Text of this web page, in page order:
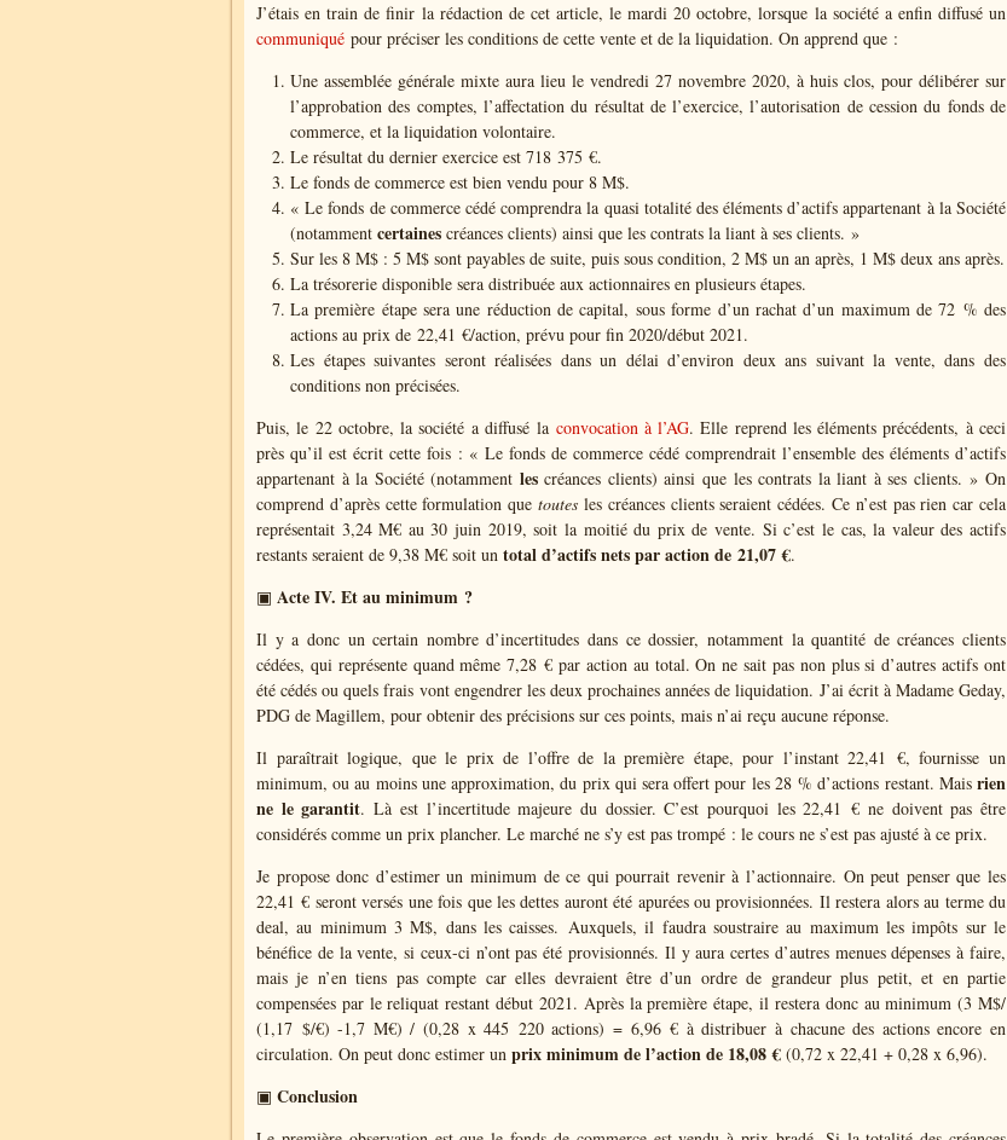
J’étais en train de finir la rédaction de cet article, le mardi 20 octobre, lorsque la société a enfin diffusé un
communiqué pour préciser les conditions de cette vente et de la liquidation. On apprend que :
Une assemblée générale mixte aura lieu le vendredi 27 novembre 2020, à huis clos, pour délibérer sur
l’approbation des comptes, l’affectation du résultat de l’exercice, l’autorisation de cession du fonds de
commerce, et la liquidation volontaire.
Le résultat du dernier exercice est 718 375 €.
Le fonds de commerce est bien vendu pour 8 M$.
« Le fonds de commerce cédé comprendra la quasi totalité des éléments d’actifs appartenant à la Société
(notamment certaines créances clients) ainsi que les contrats la liant à ses clients. »
Sur les 8 M$ : 5 M$ sont payables de suite, puis sous condition, 2 M$ un an après, 1 M$ deux ans après.
La trésorerie disponible sera distribuée aux actionnaires en plusieurs étapes.
La première étape sera une réduction de capital, sous forme d’un rachat d’un maximum de 72 % des
actions au prix de 22,41 €/action, prévu pour fin 2020/début 2021.
Les étapes suivantes seront réalisées dans un délai d’environ deux ans suivant la vente, dans des
conditions non précisées.
Puis, le 22 octobre, la société a diffusé la convocation à l’AG. Elle reprend les éléments précédents, à ceci
près qu’il est écrit cette fois : « Le fonds de commerce cédé comprendrait l’ensemble des éléments d’actifs
appartenant à la Société (notamment lescréances clients) ainsi que les contrats la liant à ses clients. » On
comprend d’après cette formulation quetoutes les créances clients seraient cédées. Ce n’est pas rien car cela
représentait 3,24 M€ au 30 juin 2019, soit la moitié du prix de vente. Si c’est le cas, la valeur des actifs
restants seraient de 9,38 M€ soit un total d’actifs nets par action de 21,07 €.
▣ Acte IV. Et au minimum ?
Il y a donc un certain nombre d’incertitudes dans ce dossier, notamment la quantité de créances clients
cédées, qui représente quand même 7,28 € par action au total. On ne sait pas non plus si d’autres actifs ont
été cédés ou quels frais vont engendrer les deux prochaines années de liquidation. J’ai écrit à Madame Geday,
PDG de Magillem, pour obtenir des précisions sur ces points, mais n’ai reçu aucune réponse.
Il paraîtrait logique, que le prix de l’offre de la première étape, pour l’instant 22,41 €, fournisse un
minimum, ou au moins une approximation, du prix qui sera offert pour les 28 % d’actions restant. Mais rien
ne le garantit. Là est l’incertitude majeure du dossier. C’est pourquoi les 22,41 € ne doivent pas être
considérés comme un prix plancher. Le marché ne s’y est pas trompé : le cours ne s’est pas ajusté à ce prix.
Je propose donc d’estimer un minimum de ce qui pourrait revenir à l’actionnaire. On peut penser que les
22,41 € seront versés une fois que les dettes auront été apurées ou provisionnées. Il restera alors au terme du
deal, au minimum 3 M$, dans les caisses. Auxquels, il faudra soustraire au maximum les impôts sur le
bénéfice de la vente, si ceux-ci n’ont pas été provisionnés. Il y aura certes d’autres menues dépenses à faire,
mais je n’en tiens pas compte car elles devraient être d’un ordre de grandeur plus petit, et en partie
compensées par le reliquat restant début 2021. Après la première étape, il restera donc au minimum (3 M$/
(1,17 $/€) -1,7 M€) / (0,28 x 445 220 actions) = 6,96 € à distribuer à chacune des actions encore en
circulation. On peut donc estimer un prix minimum de l’action de 18,08 € (0,72 x 22,41 + 0,28 x 6,96).
▣ Conclusion